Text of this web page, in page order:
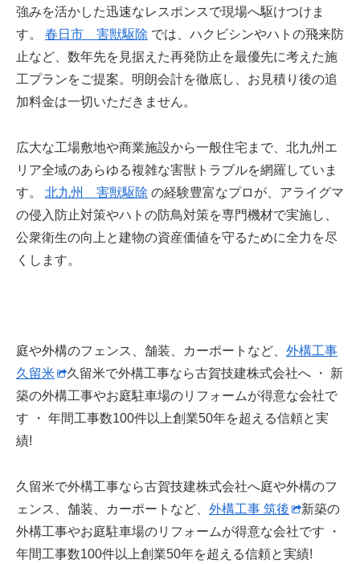
強みを活かした迅速なレスポンスで現場へ駆けつけま
す。 春日市 害獣駆除 では、ハクビシンやハトの飛来防
止など、数年先を見据えた再発防止を最優先に考えた施
工プランをご提案。明朗会計を徹底し、お見積り後の追
加料金は一切いただきません。
広大な工場敷地や商業施設から一般住宅まで、北九州エ
リア全域のあらゆる複雑な害獣トラブルを網羅していま
す。 北九州 害獣駆除 の経験豊富なプロが、アライグマ
の侵入防止対策やハトの防鳥対策を専門機材で実施し、
公衆衛生の向上と建物の資産価値を守るために全力を尽
くします。
庭や外構のフェンス、舗装、カーポートなど、 外構工事
久留米
久留米で外構工事なら古賀技建株式会社へ ・ 新
築の外構工事やお庭駐車場のリフォームが得意な会社で
す ・ 年間工事数100件以上創業50年を超える信頼と実
績!
久留米で外構工事なら古賀技建株式会社へ庭や外構のフ
ェンス、舗装、カーポートなど、 外構工事 筑後
新築の
外構工事やお庭駐車場のリフォームが得意な会社です ・
年間工事数100件以上創業50年を超える信頼と実績!